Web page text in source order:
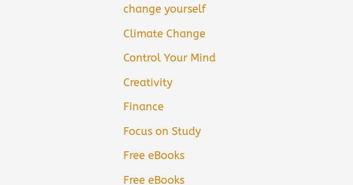
change yourself
Climate Change
Control Your Mind
Creativity
Finance
Focus on Study
Free eBooks
Free eBooks